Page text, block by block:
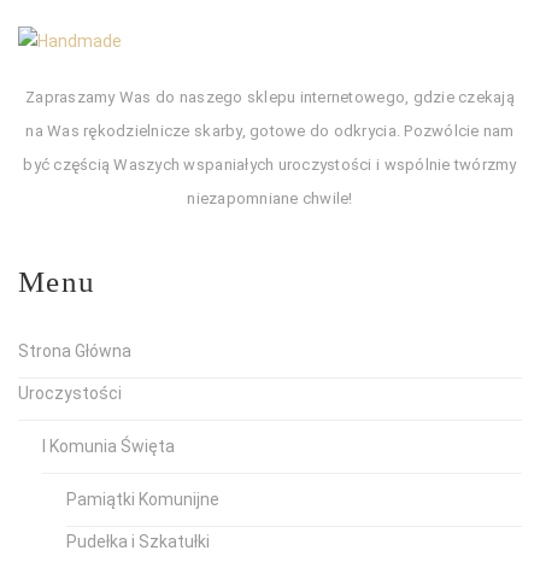
Zapraszamy Was do naszego sklepu internetowego, gdzie czekają
na Was rękodzielnicze skarby, gotowe do odkrycia. Pozwólcie nam
być częścią Waszych wspaniałych uroczystości i wspólnie twórzmy
niezapomniane chwile!
Menu
Strona Główna
Uroczystości
I Komunia Święta
Pamiątki Komunijne
Pudełka i Szkatułki